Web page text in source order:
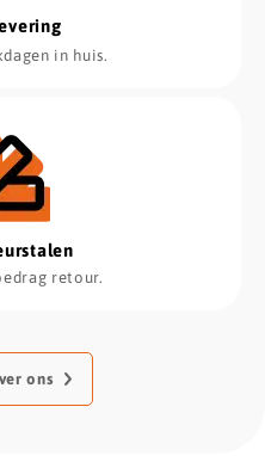
in huis.
retour.
ons